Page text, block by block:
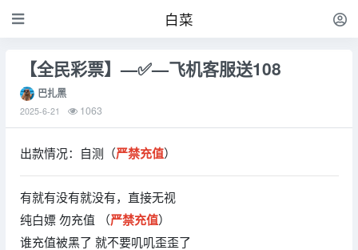
白菜
【全民彩票】—✅—飞机客服送108
巴扎黑
2025-6-21 1063
出款情况：自测（严禁充值）
有就有没有就没有，直接无视
纯白嫖 勿充值 （严禁充值）
谁充值被黑了 就不要叽叽歪歪了